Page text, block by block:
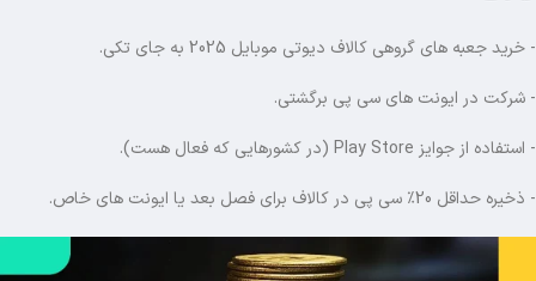
- خرید جعبه های گروهی کالاف دیوتی موبایل 2025 به جای تکی.
- شرکت در ایونت های سی پی برگشتی.
- استفاده از جوایز Play Store (در کشورهایی که فعال هست).
- ذخیره حداقل 20٪ سی پی در کالاف برای فصل بعد یا ایونت های خاص.